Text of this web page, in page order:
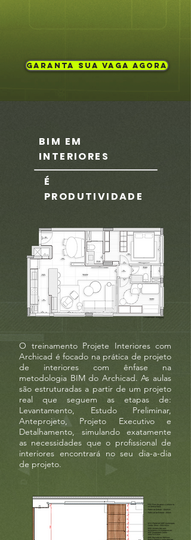
GARANTA SUA VAGA AGORA
BIM EM
INTERIORES
É
PRODUTIVIDADE
O treinamento Projete Interiores com
Archicad é focado na prática de projeto
de interiores com ênfase na
metodologia BIM do Archicad. As aulas
são estruturadas a partir de um projeto
real que seguem as etapas de:
Levantamento, Estudo Preliminar,
Anteprojeto, Projeto Executivo e
Detalhamento, simulando exatamente
as necessidades que o profissional de
interiores encontrará no seu dia-a-dia
de projeto.